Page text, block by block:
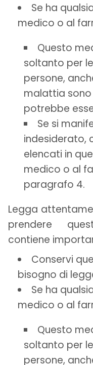
Se ha
medico o al
Questo
soltanto per
persone,
malattia sono
potrebbe
Se si
indesiderato,
elencati in
medico o al
paragrafo 4.
Legga
prendere
contiene
Conservi
bisogno di
Se ha
medico o al
Questo
soltanto per
persone,